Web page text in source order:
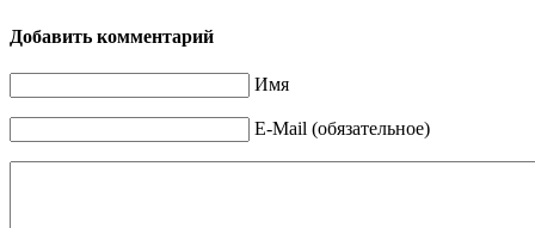
Добавить комментарий
Имя
E-Mail (обязательное)